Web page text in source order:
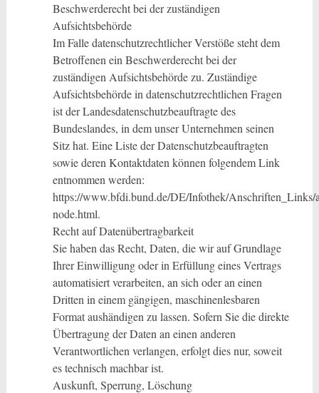
Beschwerderecht bei der zuständigen
Aufsichtsbehörde
Im Falle datenschutzrechtlicher Verstöße steht dem
Betroffenen ein Beschwerderecht bei der
zuständigen Aufsichtsbehörde zu. Zuständige
Aufsichtsbehörde in datenschutzrechtlichen Fragen
ist der Landesdatenschutzbeauftragte des
Bundeslandes, in dem unser Unternehmen seinen
Sitz hat. Eine Liste der Datenschutzbeauftragten
sowie deren Kontaktdaten können folgendem Link
entnommen werden:
https://www.bfdi.bund.de/DE/Infothek/Anschriften_Links/
node.html.
Recht auf Datenübertragbarkeit
Sie haben das Recht, Daten, die wir auf Grundlage
Ihrer Einwilligung oder in Erfüllung eines Vertrags
automatisiert verarbeiten, an sich oder an einen
Dritten in einem gängigen, maschinenlesbaren
Format aushändigen zu lassen. Sofern Sie die direkte
Übertragung der Daten an einen anderen
Verantwortlichen verlangen, erfolgt dies nur, soweit
es technisch machbar ist.
Auskunft, Sperrung, Löschung